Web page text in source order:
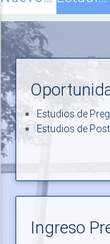
Estudios de
Estudios de
Ingreso